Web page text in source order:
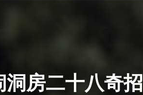
洞房二十八奇招